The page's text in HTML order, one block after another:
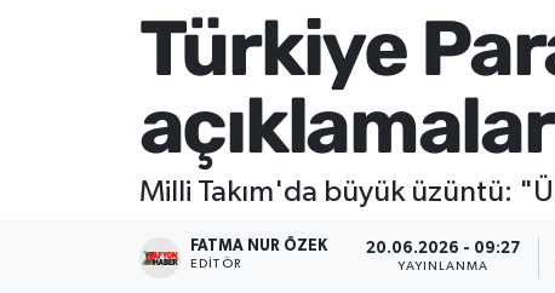
Türkiye
açıklamalar
Milli Takım'da büyük üzüntü:
FATMA NUR ÖZEK
EDITÖR
20.06.2026 - 09:27
YAYINLANMA
Sivil Toplum